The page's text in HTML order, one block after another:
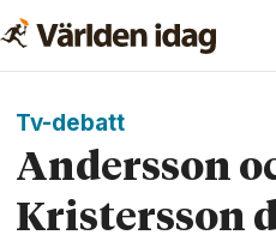
Tv-debatt
Andersson
Kristersson